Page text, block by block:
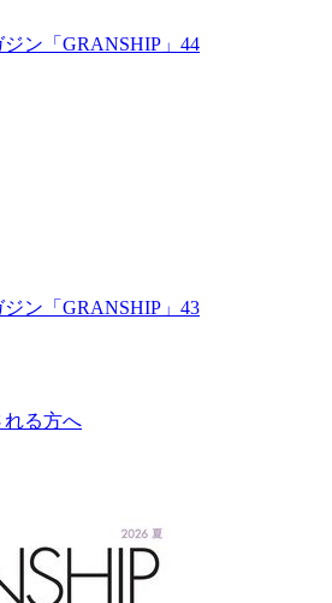
ン「GRANSHIP」44
ン「GRANSHIP」43
れる方へ